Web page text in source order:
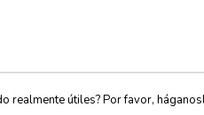
realmente útiles? Por favor,